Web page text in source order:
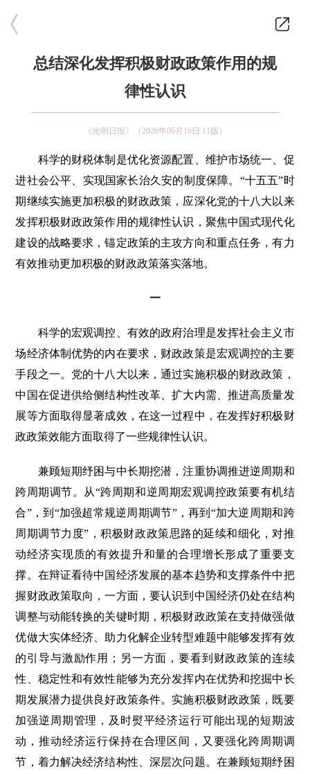
总结深化发挥积极财政政策作用的规
律性认识
《光明日报》（2026年06月16日 11版）
科学的财税体制是优化资源配置、维护市场统一、促
进社会公平、实现国家长治久安的制度保障。“十五五”时
期继续实施更加积极的财政政策，应深化党的十八大以来
发挥积极财政政策作用的规律性认识，聚焦中国式现代化
建设的战略要求，锚定政策的主攻方向和重点任务，有力
有效推动更加积极的财政政策落实落地。
一
科学的宏观调控、有效的政府治理是发挥社会主义市
场经济体制优势的内在要求，财政政策是宏观调控的主要
手段之一。党的十八大以来，通过实施积极的财政政策，
中国在促进供给侧结构性改革、扩大内需、推进高质量发
展等方面取得显著成效，在这一过程中，在发挥好积极财
政政策效能方面取得了一些规律性认识。
兼顾短期纾困与中长期挖潜，注重协调推进逆周期和
跨周期调节。从“跨周期和逆周期宏观调控政策要有机结
合”，到“加强超常规逆周期调节”，再到“加大逆周期和跨
周期调节力度”，积极财政政策思路的延续和细化，对推
动经济实现质的有效提升和量的合理增长形成了重要支
撑。在辩证看待中国经济发展的基本趋势和支撑条件中把
握财政政策取向，一方面，要认识到中国经济仍处在结构
调整与动能转换的关键时期，积极财政政策在支持做强做
优做大实体经济、助力化解企业转型难题中能够发挥有效
的引导与激励作用；另一方面，要看到财政政策的连续
性、稳定性和有效性能够为充分发挥内在优势和挖掘中长
期发展潜力提供良好政策条件。实施积极财政政策，既要
加强逆周期管理，及时熨平经济运行可能出现的短期波
动，推动经济运行保持在合理区间，又要强化跨周期调
节，着力解决经济结构性、深层次问题。在兼顾短期纾困